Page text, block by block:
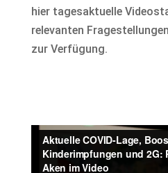
hier tagesaktuelle
relevanten
zur Verfügung.